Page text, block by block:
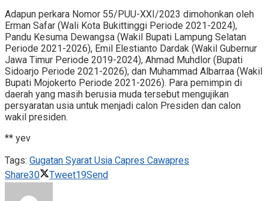
Adapun perkara Nomor 55/PUU-XXI/2023 dimohonkan oleh
Erman Safar (Wali Kota Bukittinggi Periode 2021-2024),
Pandu Kesuma Dewangsa (Wakil Bupati Lampung Selatan
Periode 2021-2026), Emil Elestianto Dardak (Wakil Gubernur
Jawa Timur Periode 2019-2024), Ahmad Muhdlor (Bupati
Sidoarjo Periode 2021-2026), dan Muhammad Albarraa (Wakil
Bupati Mojokerto Periode 2021-2026). Para pemimpin di
daerah yang masih berusia muda tersebut mengujikan
persyaratan usia untuk menjadi calon Presiden dan calon
wakil presiden.
** yev
Tags: Gugatan Syarat Usia Capres Cawapres
Share30 Tweet19Send